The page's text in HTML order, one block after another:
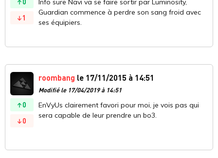
1
Info sure Navi va se faire sortir par Luminosity,
Guardian commence à perdre son sang froid avec
ses équipiers.
0
0
roombang le 17/11/2015 à 14:51
Modifié le 17/04/2019 à 14:51
EnVyUs clairement favori pour moi, je vois pas qui
sera capable de leur prendre un bo3.